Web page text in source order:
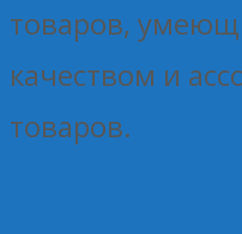
товаров,
качеством и
товаров.